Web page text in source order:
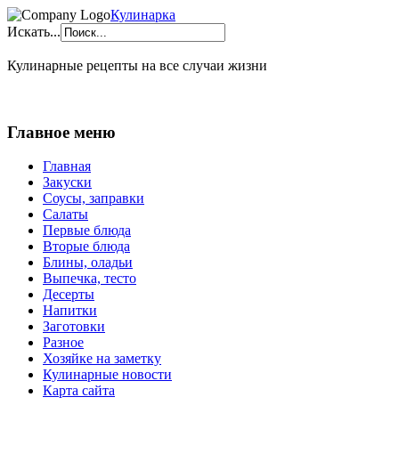
Кулинарка
Искать...
Кулинарные рецепты на все случаи жизни
Главное меню
Главная
Закуски
Соусы, заправки
Салаты
Первые блюда
Вторые блюда
Блины, оладьи
Выпечка, тесто
Десерты
Напитки
Заготовки
Разное
Хозяйке на заметку
Кулинарные новости
Карта сайта